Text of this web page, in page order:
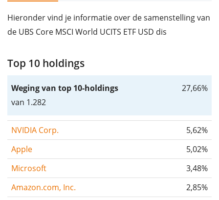
Hieronder vind je informatie over de samenstelling van
de UBS Core MSCI World UCITS ETF USD dis
Top 10 holdings
Weging van top 10-holdings
van 1.282
27,66%
NVIDIA Corp.
5,62%
Apple
5,02%
Microsoft
3,48%
Amazon.com, Inc.
2,85%